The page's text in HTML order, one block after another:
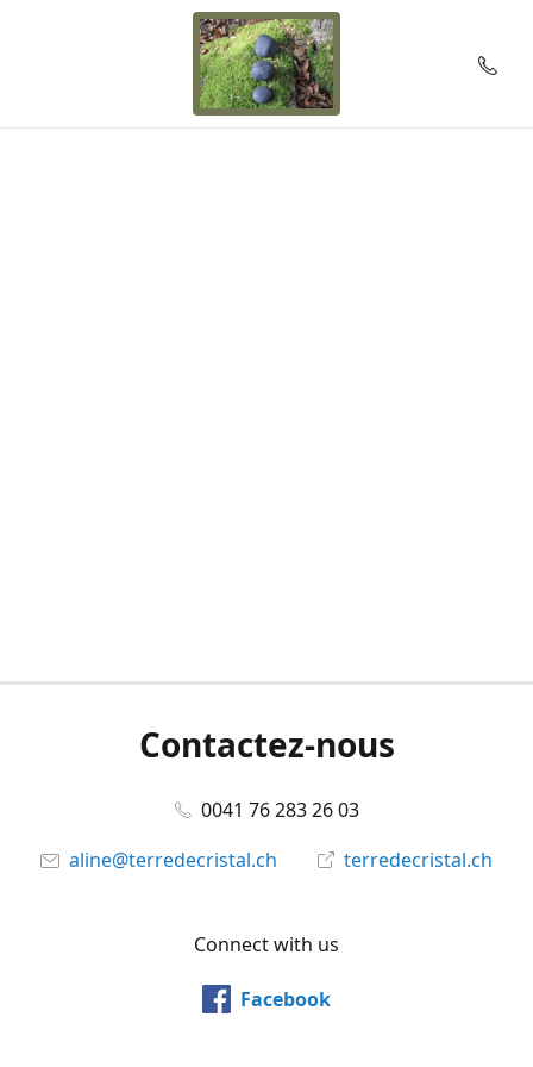
Contactez-nous
0041 76 283 26 03
aline@terredecristal.ch
terredecristal.ch
Connect with us
Facebook